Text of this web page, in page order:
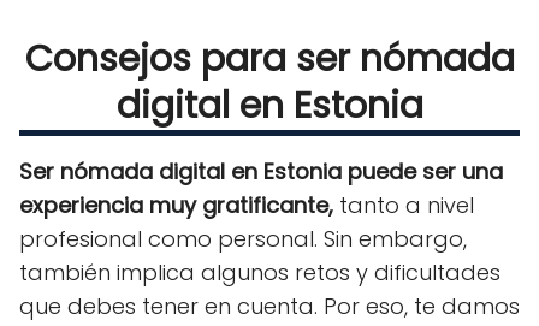
Consejos para ser nómada
digital en Estonia
Ser nómada digital en Estonia puede ser una
experiencia muy gratificante, tanto a nivel
profesional como personal. Sin embargo,
también implica algunos retos y dificultades
que debes tener en cuenta. Por eso, te damos